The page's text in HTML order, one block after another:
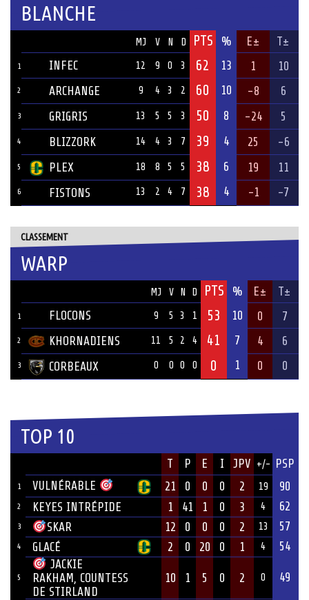
BLANCHE
MJ V N D PTS % E± T±
1 INFEC 12 9 0 3 62 13 1 10
2 ARCHANGE 9 4 3 2 60 10 -8 6
3 GRIGRIS 13 5 5 3 50 8 -24 5
4 BLIZZORK 14 4 3 7 39 4 25 -6
5 PLEX 18 8 5 5 38 6 19 11
6 FISTONS 13 2 4 7 38 4 -1 -7
CLASSEMENT
WARP
MJ V N D PTS % E± T±
1 FLOCONS 9 5 3 1 53 10 0 7
2 KHORNADIENS 11 5 2 4 41 7 4 6
3 CORBEAUX 0 0 0 0 0 1 0 0
TOP 10
T P E I JPV +/- PSP
1 VULNÉRABLE 21 0 0 0 2 19 90
2 KEYES INTRÉPIDE 1 41 1 0 3 4 62
3 SKAR 12 0 0 0 2 13 57
4 GLACÉ 2 0 20 0 1 4 54
5
JACKIE
RAKHAM, COUNTESS
DE STIRLAND
10 1 5 0 2 0 49